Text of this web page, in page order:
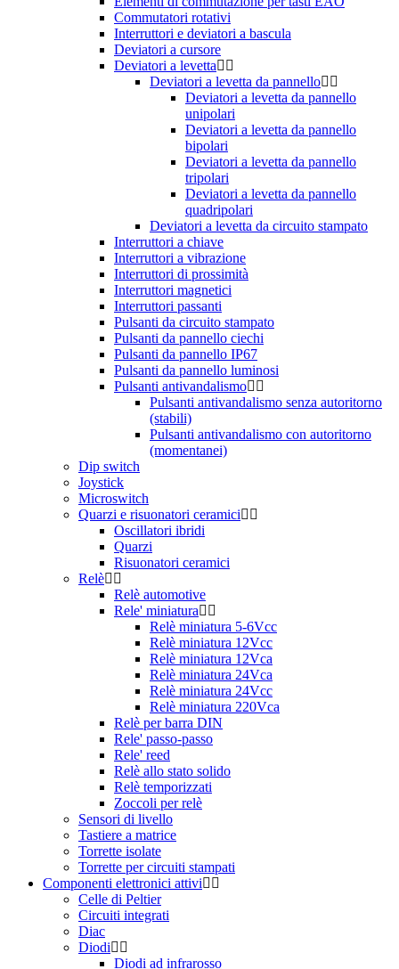
Commutatori rotativi
Interruttori e deviatori a bascula
Deviatori a cursore
Deviatori a levetta
Deviatori a levetta da pannello
Deviatori a levetta da pannello
unipolari
Deviatori a levetta da pannello
bipolari
Deviatori a levetta da pannello
tripolari
Deviatori a levetta da pannello
quadripolari
Deviatori a levetta da circuito stampato
Interruttori a chiave
Interruttori a vibrazione
Interruttori di prossimità
Interruttori magnetici
Interruttori passanti
Pulsanti da circuito stampato
Pulsanti da pannello ciechi
Pulsanti da pannello IP67
Pulsanti da pannello luminosi
Pulsanti antivandalismo
Pulsanti antivandalismo senza autoritorno
(stabili)
Pulsanti antivandalismo con autoritorno
(momentanei)
Dip switch
Joystick
Microswitch
Quarzi e risuonatori ceramici
Oscillatori ibridi
Quarzi
Risuonatori ceramici
Relè
Relè automotive
Rele' miniatura
Relè miniatura 5-6Vcc
Relè miniatura 12Vcc
Relè miniatura 12Vca
Relè miniatura 24Vca
Relè miniatura 24Vcc
Relè miniatura 220Vca
Relè per barra DIN
Rele' passo-passo
Rele' reed
Relè allo stato solido
Relè temporizzati
Zoccoli per relè
Sensori di livello
Tastiere a matrice
Torrette isolate
Torrette per circuiti stampati
Componenti elettronici attivi
Celle di Peltier
Circuiti integrati
Diac
Diodi
Diodi ad infrarosso